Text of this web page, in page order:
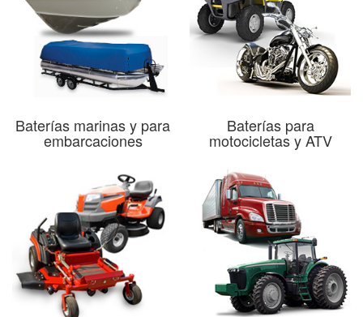
Baterías marinas y para
embarcaciones
Baterías para
motocicletas y ATV